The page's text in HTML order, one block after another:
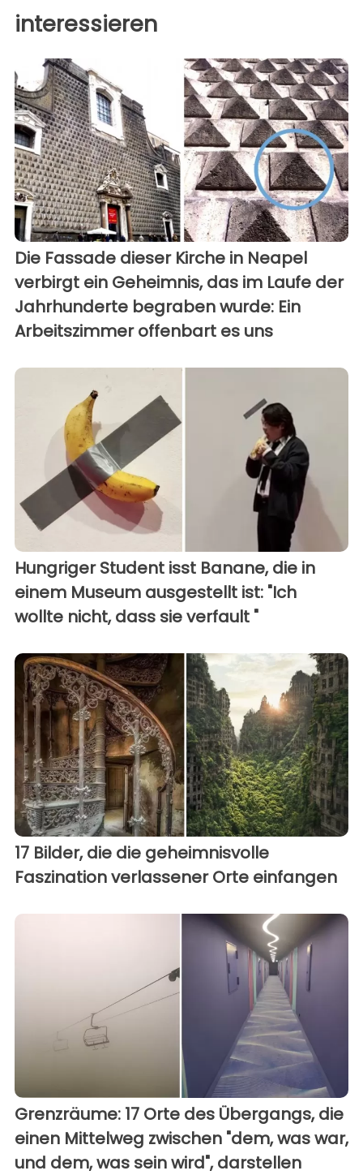
interessieren
Die Fassade dieser Kirche in Neapel
verbirgt ein Geheimnis, das im Laufe der
Jahrhunderte begraben wurde: Ein
Arbeitszimmer offenbart es uns
Hungriger Student isst Banane, die in
einem Museum ausgestellt ist: "Ich
wollte nicht, dass sie verfault "
17 Bilder, die die geheimnisvolle
Faszination verlassener Orte einfangen
Grenzräume: 17 Orte des Übergangs, die
einen Mittelweg zwischen "dem, was war,
und dem, was sein wird", darstellen